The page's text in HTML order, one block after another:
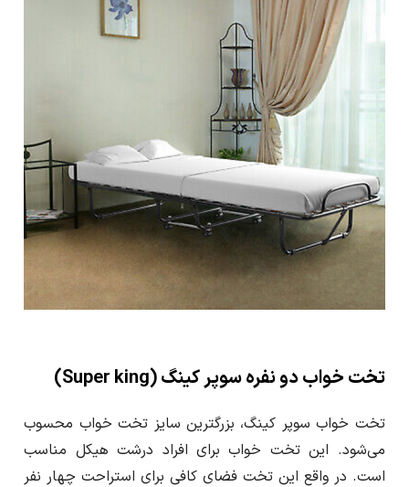
تخت خواب‌ دو نفره سوپر کینگ (Super king)
تخت خواب سوپر کینگ، بزرگترین سایز تخت خواب محسوب
می‌شود. این تخت خواب برای افراد درشت هیکل مناسب
است. در واقع این تخت فضای کافی برای استراحت چهار نفر